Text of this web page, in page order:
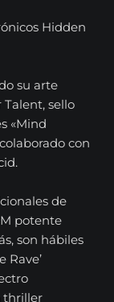
Hidden
su arte
Talent, sello
«Mind
con
de
potente
son hábiles
Rave’
thriller